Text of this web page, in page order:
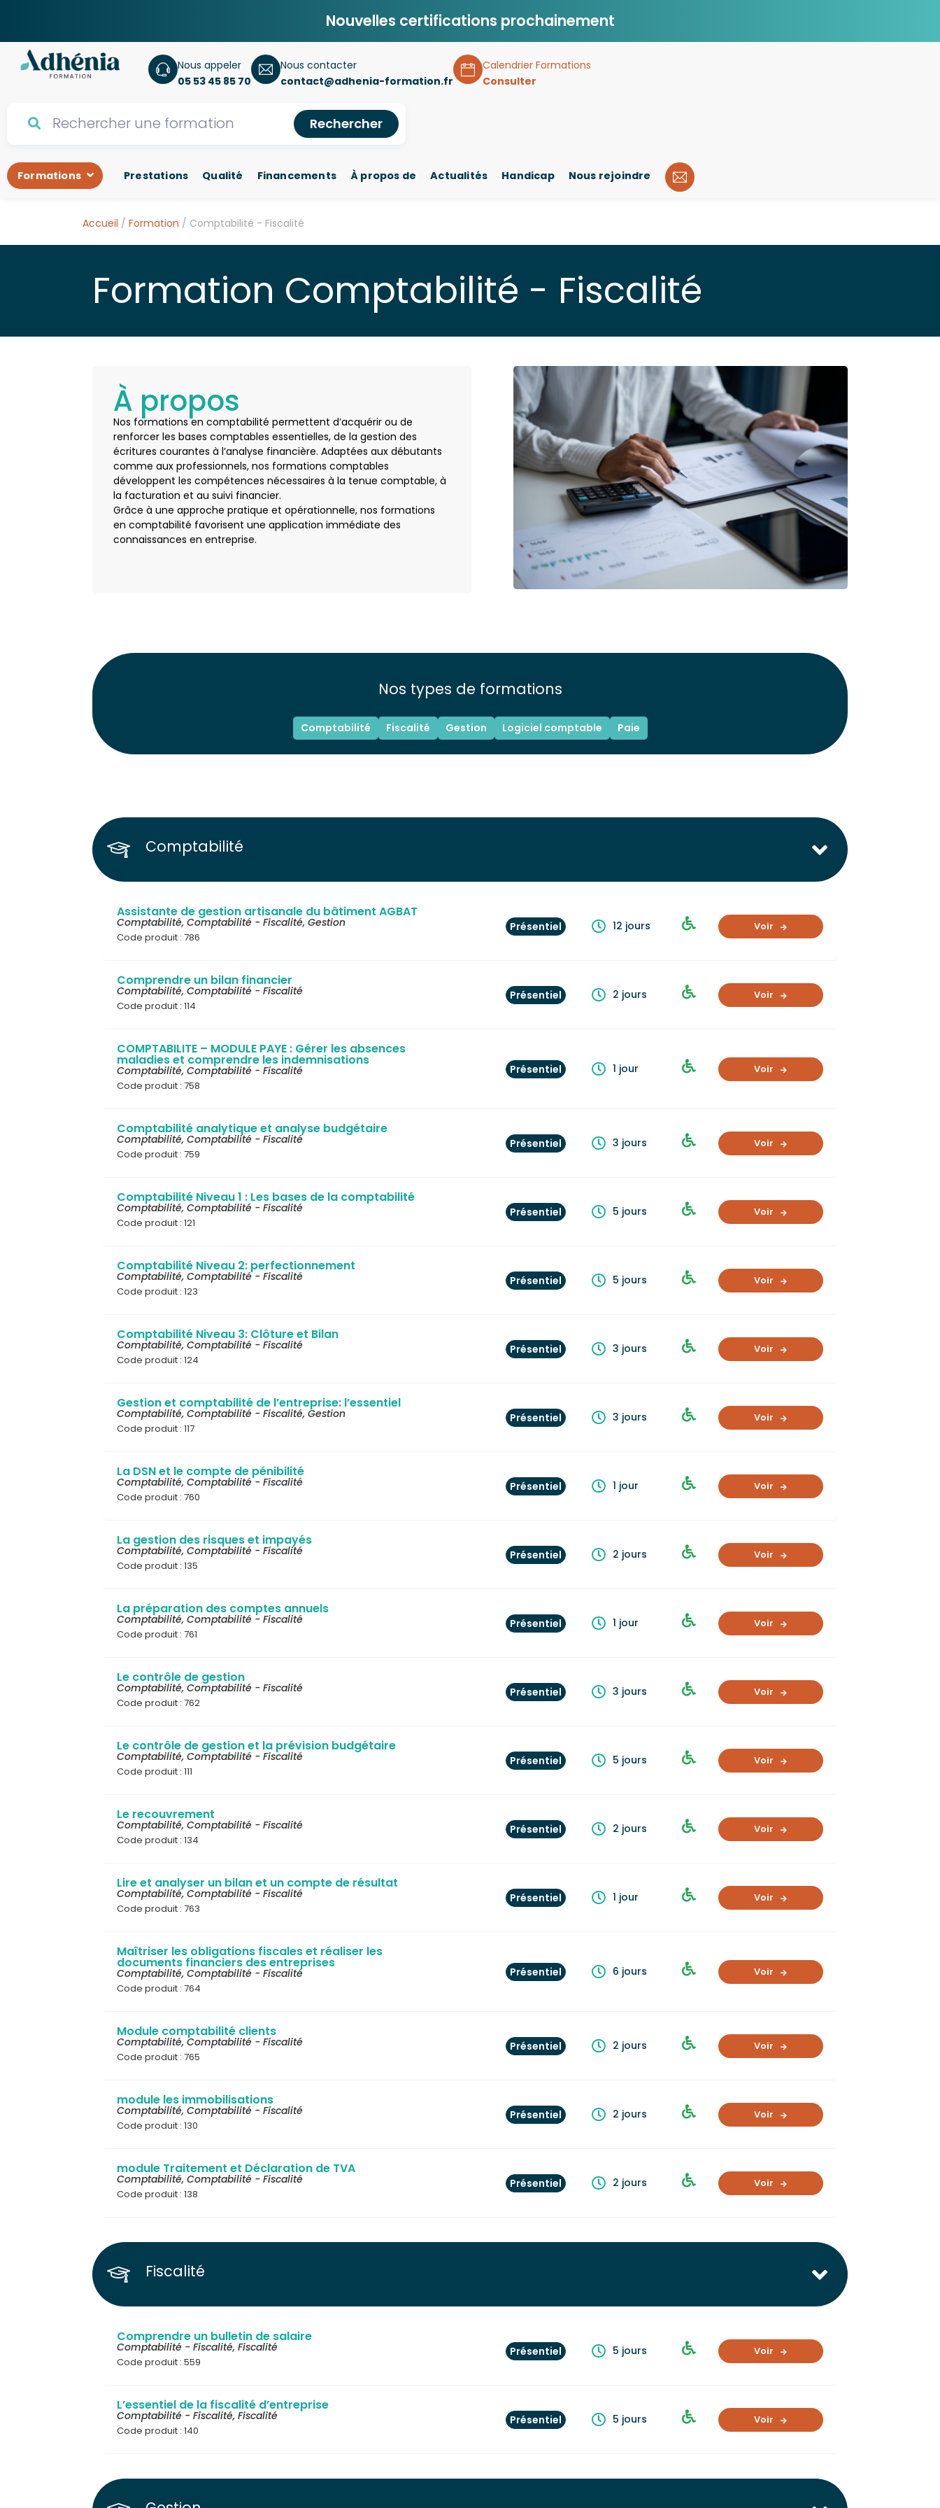
Nouvelles certifications prochainement
Nous appeler
05 53 45 85 70
Nous contacter
contact@adhenia-formation.fr
Calendrier Formations
Consulter
Rechercher
Formations Prestations Qualité Financements À propos de Actualités Handicap Nous rejoindre
Accueil / Formation / Comptabilité - Fiscalité
Formation Comptabilité - Fiscalité
À propos
Nos formations en comptabilité permettent d’acquérir ou de
renforcer les bases comptables essentielles, de la gestion des
écritures courantes à l’analyse financière. Adaptées aux débutants
comme aux professionnels, nos formations comptables
développent les compétences nécessaires à la tenue comptable, à
la facturation et au suivi financier.
Grâce à une approche pratique et opérationnelle, nos formations
en comptabilité favorisent une application immédiate des
connaissances en entreprise.
Nos types de formations
Comptabilité Fiscalité Gestion Logiciel comptable Paie
Comptabilité
Assistante de gestion artisanale du bâtiment AGBAT
Comptabilité, Comptabilité - Fiscalité, Gestion
Code produit : 786
Présentiel 12 jours Voir
Comprendre un bilan financier
Comptabilité, Comptabilité - Fiscalité
Code produit : 114
Présentiel 2 jours Voir
COMPTABILITE – MODULE PAYE : Gérer les absences
maladies et comprendre les indemnisations
Comptabilité, Comptabilité - Fiscalité
Code produit : 758
Présentiel 1 jour Voir
Comptabilité analytique et analyse budgétaire
Comptabilité, Comptabilité - Fiscalité
Code produit : 759
Présentiel 3 jours Voir
Comptabilité Niveau 1 : Les bases de la comptabilité
Comptabilité, Comptabilité - Fiscalité
Code produit : 121
Présentiel 5 jours Voir
Comptabilité Niveau 2: perfectionnement
Comptabilité, Comptabilité - Fiscalité
Code produit : 123
Présentiel 5 jours Voir
Comptabilité Niveau 3: Clôture et Bilan
Comptabilité, Comptabilité - Fiscalité
Code produit : 124
Présentiel 3 jours Voir
Gestion et comptabilité de l’entreprise: l’essentiel
Comptabilité, Comptabilité - Fiscalité, Gestion
Code produit : 117
Présentiel 3 jours Voir
La DSN et le compte de pénibilité
Comptabilité, Comptabilité - Fiscalité
Code produit : 760
Présentiel 1 jour Voir
La gestion des risques et impayés
Comptabilité, Comptabilité - Fiscalité
Code produit : 135
Présentiel 2 jours Voir
La préparation des comptes annuels
Comptabilité, Comptabilité - Fiscalité
Code produit : 761
Présentiel 1 jour Voir
Le contrôle de gestion
Comptabilité, Comptabilité - Fiscalité
Code produit : 762
Présentiel 3 jours Voir
Le contrôle de gestion et la prévision budgétaire
Comptabilité, Comptabilité - Fiscalité
Code produit : 111
Présentiel 5 jours Voir
Le recouvrement
Comptabilité, Comptabilité - Fiscalité
Code produit : 134
Présentiel 2 jours Voir
Lire et analyser un bilan et un compte de résultat
Comptabilité, Comptabilité - Fiscalité
Code produit : 763
Présentiel 1 jour Voir
Maîtriser les obligations fiscales et réaliser les
documents financiers des entreprises
Comptabilité, Comptabilité - Fiscalité
Code produit : 764
Présentiel 6 jours Voir
Module comptabilité clients
Comptabilité, Comptabilité - Fiscalité
Code produit : 765
Présentiel 2 jours Voir
module les immobilisations
Comptabilité, Comptabilité - Fiscalité
Code produit : 130
Présentiel 2 jours Voir
module Traitement et Déclaration de TVA
Comptabilité, Comptabilité - Fiscalité
Code produit : 138
Présentiel 2 jours Voir
Fiscalité
Comprendre un bulletin de salaire
Comptabilité - Fiscalité, Fiscalité
Code produit : 559
Présentiel 5 jours Voir
L’essentiel de la fiscalité d’entreprise
Comptabilité - Fiscalité, Fiscalité
Code produit : 140
Présentiel 5 jours Voir